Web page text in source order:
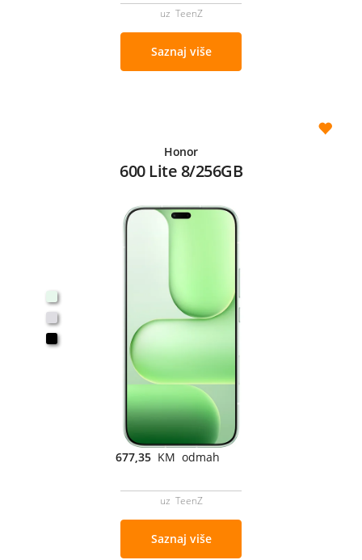
uz TeenZ
Saznaj više
Honor
600 Lite 8/256GB
677,35 KM odmah
uz TeenZ
Saznaj više